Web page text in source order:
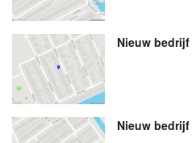
Nieuw bedrijf
Nieuw bedrijf